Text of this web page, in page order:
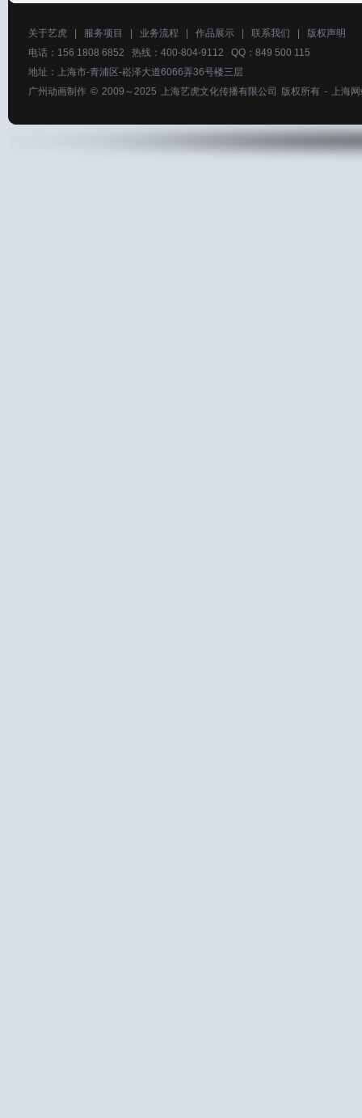
关于艺虎 服务项目 业务流程 作品展示 联系我们
版权声明
电话：156 1808 6852 热线：400-804-9112 QQ：849 500 115
地址：上海市-青浦区-崧泽大道6066弄36号楼三层
广州动画制作 © 2009～2025 上海艺虎文化传播有限公司 版权所有 - 上海